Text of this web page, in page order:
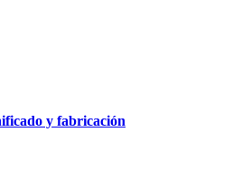
y fabricación